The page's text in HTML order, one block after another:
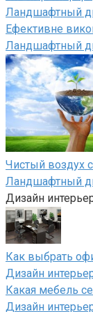
Ландшафтный
Ефективне
Ландшафтный
Чистый воздух
Ландшафтный
Дизайн
Как выбрать
Дизайн
Какая мебель
Дизайн